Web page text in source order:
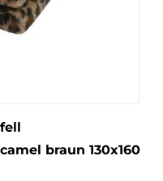
braun 130x160